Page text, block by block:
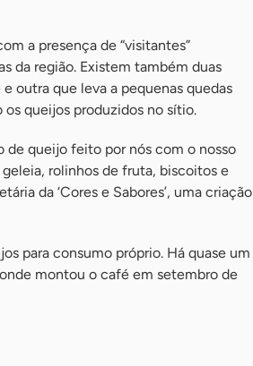
a presença de “visitantes”
da região. Existem também duas
outra que leva a pequenas quedas
os queijos produzidos no sítio.
de queijo feito por nós com o nosso
rolinhos de fruta, biscoitos e
da ‘Cores e Sabores’, uma criação
para consumo próprio. Há quase um
montou o café em setembro de